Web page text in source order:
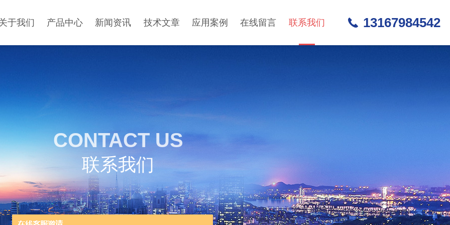
于我们 产品中心 新闻资讯 技术文章 应用案例 在线留言 联系我们 13167984542
CONTACT US
联系我们